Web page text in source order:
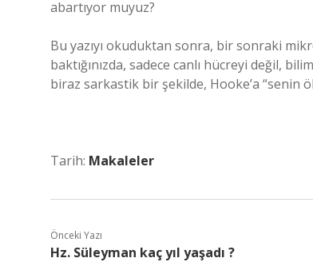
abartıyor muyuz?
Bu yazıyı okuduktan sonra, bir sonraki
baktığınızda, sadece canlı hücreyi değil,
biraz sarkastik bir şekilde, Hooke’a “senin
Tarih: Makaleler
Önceki Yazı
Hz. Süleyman kaç yıl yaşadı ?